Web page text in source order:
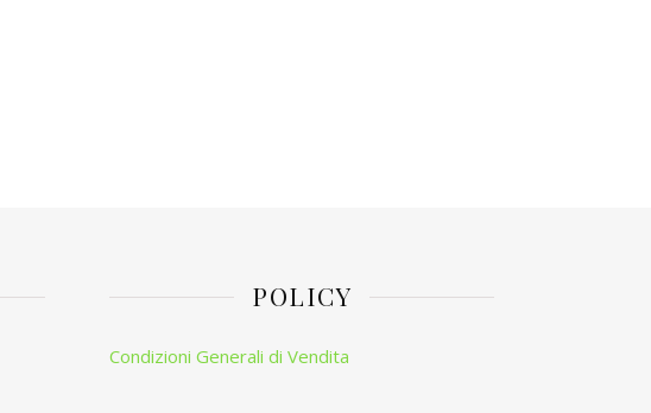
POLICY
Condizioni Generali di Vendita